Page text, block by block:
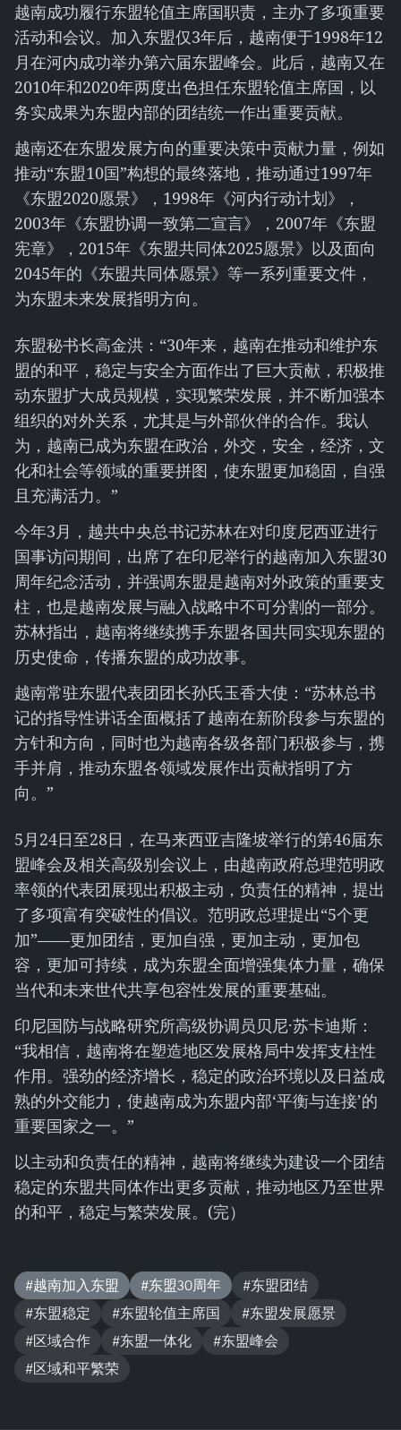
越南成功履行东盟轮值主席国职责，主办了多项重要
活动和会议。加入东盟仅3年后，越南便于1998年12
月在河内成功举办第六届东盟峰会。此后，越南又在
2010年和2020年两度出色担任东盟轮值主席国，以
务实成果为东盟内部的团结统一作出重要贡献。
越南还在东盟发展方向的重要决策中贡献力量，例如
推动“东盟10国”构想的最终落地，推动通过1997年
《东盟2020愿景》，1998年《河内行动计划》，
2003年《东盟协调一致第二宣言》，2007年《东盟
宪章》，2015年《东盟共同体2025愿景》以及面向
2045年的《东盟共同体愿景》等一系列重要文件，
为东盟未来发展指明方向。
东盟秘书长高金洪：“30年来，越南在推动和维护东
盟的和平，稳定与安全方面作出了巨大贡献，积极推
动东盟扩大成员规模，实现繁荣发展，并不断加强本
组织的对外关系，尤其是与外部伙伴的合作。我认
为，越南已成为东盟在政治，外交，安全，经济，文
化和社会等领域的重要拼图，使东盟更加稳固，自强
且充满活力。”
今年3月，越共中央总书记苏林在对印度尼西亚进行
国事访问期间，出席了在印尼举行的越南加入东盟30
周年纪念活动，并强调东盟是越南对外政策的重要支
柱，也是越南发展与融入战略中不可分割的一部分。
苏林指出，越南将继续携手东盟各国共同实现东盟的
历史使命，传播东盟的成功故事。
越南常驻东盟代表团团长孙氏玉香大使：“苏林总书
记的指导性讲话全面概括了越南在新阶段参与东盟的
方针和方向，同时也为越南各级各部门积极参与，携
手并肩，推动东盟各领域发展作出贡献指明了方
向。”
5月24日至28日，在马来西亚吉隆坡举行的第46届东
盟峰会及相关高级别会议上，由越南政府总理范明政
率领的代表团展现出积极主动，负责任的精神，提出
了多项富有突破性的倡议。范明政总理提出“5个更
加”——更加团结，更加自强，更加主动，更加包
容，更加可持续，成为东盟全面增强集体力量，确保
当代和未来世代共享包容性发展的重要基础。
印尼国防与战略研究所高级协调员贝尼·苏卡迪斯：
“我相信，越南将在塑造地区发展格局中发挥支柱性
作用。强劲的经济增长，稳定的政治环境以及日益成
熟的外交能力，使越南成为东盟内部‘平衡与连接’的
重要国家之一。”
以主动和负责任的精神，越南将继续为建设一个团结
稳定的东盟共同体作出更多贡献，推动地区乃至世界
的和平，稳定与繁荣发展。(完）
#越南加入东盟 #东盟30周年
#东盟团结
#东盟稳定
#东盟轮值主席国
#东盟发展愿景
#区域合作
#东盟一体化
#东盟峰会
#区域和平繁荣